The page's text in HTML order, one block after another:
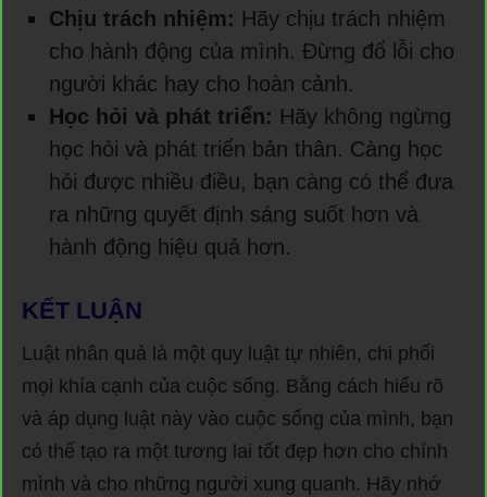
Chịu trách nhiệm: Hãy chịu trách nhiệm
cho hành động của mình. Đừng đổ lỗi cho
người khác hay cho hoàn cảnh.
Học hỏi và phát triển: Hãy không ngừng
học hỏi và phát triển bản thân. Càng học
hỏi được nhiều điều, bạn càng có thể đưa
ra những quyết định sáng suốt hơn và
hành động hiệu quả hơn.
KẾT LUẬN
Luật nhân quả là một quy luật tự nhiên, chi phối
mọi khía cạnh của cuộc sống. Bằng cách hiểu rõ
và áp dụng luật này vào cuộc sống của mình, bạn
có thể tạo ra một tương lai tốt đẹp hơn cho chính
mình và cho những người xung quanh. Hãy nhớ